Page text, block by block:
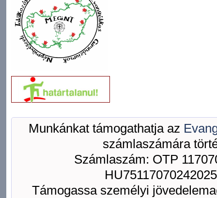
Munkánkat támogathatja az
számlaszámára
Számlaszám: OTP
Támogassa személyi